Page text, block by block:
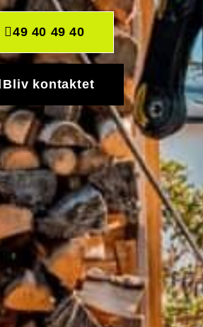
49 40 49 40
Bliv kontaktet